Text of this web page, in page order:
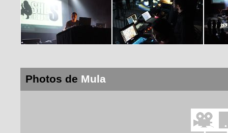
Photos de Mula